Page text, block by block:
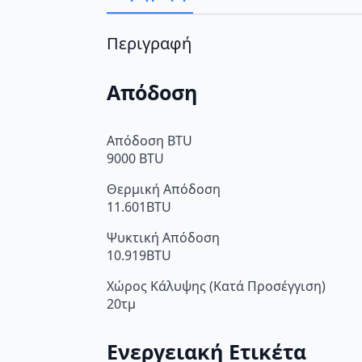
Περιγραφή
Απόδοση
Απόδοση BTU
9000 BTU
Θερμική Απόδοση
11.601BTU
Ψυκτική Απόδοση
10.919BTU
Χώρος Κάλυψης (Κατά Προσέγγιση)
20τμ
Ενεργειακή Ετικέτα